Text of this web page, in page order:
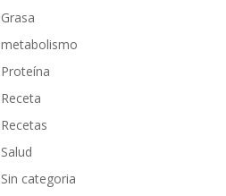
Grasa
metabolismo
Proteína
Receta
Recetas
Salud
Sin categoria